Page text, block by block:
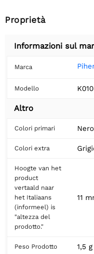
Proprietà
Informazioni sul
Marca
Modello
Altro
Colori primari Nero
Colori extra
Hoogte van het
product
vertaald naar
het Italiaans
(informeel) is
"altezza del
prodotto."
11
Peso Prodotto 1,5 g